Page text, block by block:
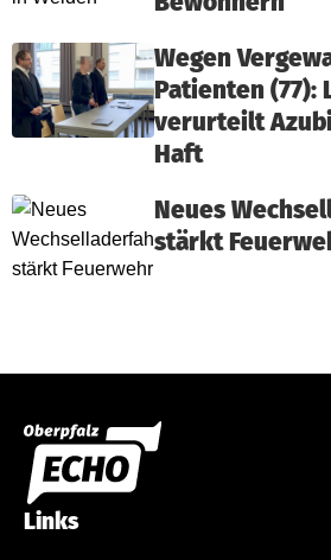
Wegen
Patienten (77):
verurteilt
Haft
Neues
stärkt
Links